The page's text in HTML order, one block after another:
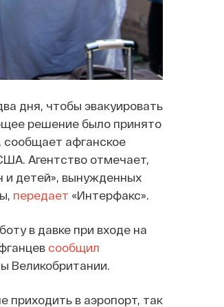
дня, чтобы эвакуировать
решение было принято
афганское
Агентство отмечает,
и детей», вынужденных
передает «Интерфакс».
в давке при входе на
сообщил
Великобритании.
в аэропорт, так